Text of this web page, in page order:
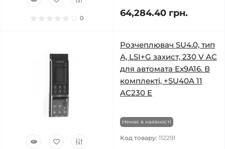
0 64,284.40 грн.
Розчеплювач SU4.0, тип
А, LSI+G захист, 230 V AC
для автомата Ex9A16. В
комплекті, +SU40A 11
AC230 E
Немає в наявності
Код товару: 112291